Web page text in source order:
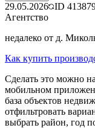
29.05.2026 ID
Агентство
недалеко от д.
Как купить
Сделать это можно
мобильном
база объектов
отфильтровать
выбрать район, год